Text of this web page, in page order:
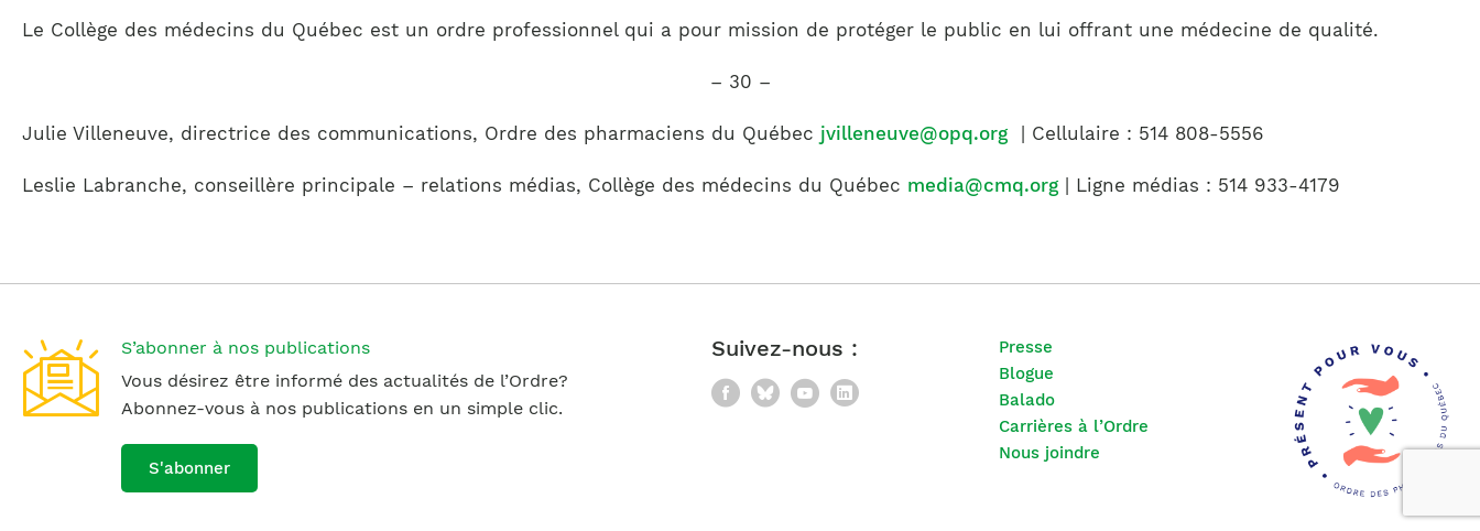
Le Collège des médecins du Québec est un ordre professionnel qui a pour mission de protéger le public en lui offrant une médecine de qualité.
– 30 –
Julie Villeneuve, directrice des communications, Ordre des pharmaciens du Québec jvilleneuve@opq.org | Cellulaire : 514 808-5556
Leslie Labranche, conseillère principale – relations médias, Collège des médecins du Québec media@cmq.org | Ligne médias : 514 933-4179
S’abonner à nos publications
Vous désirez être informé des actualités de l’Ordre?
Abonnez-vous à nos publications en un simple clic.
S'abonner
Suivez-nous :
Facebook
BlueskyYouTube
LinkedIn
Presse
Blogue
Balado
Carrières à l’Ordre
Nous joindre